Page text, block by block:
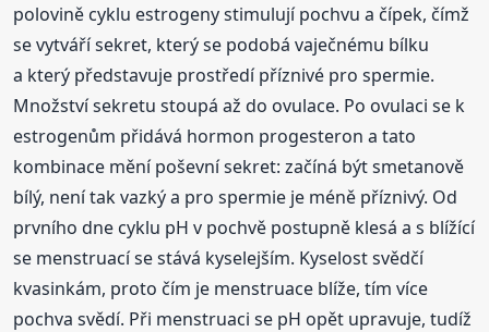
polovině cyklu estrogeny stimulují pochvu a čípek, čímž
se vytváří sekret, který se podobá vaječnému bílku
a který představuje prostředí příznivé pro spermie.
Množství sekretu stoupá až do ovulace. Po ovulaci se k
estrogenům přidává hormon progesteron a tato
kombinace mění poševní sekret: začíná být smetanově
bílý, není tak vazký a pro spermie je méně příznivý. Od
prvního dne cyklu pH v pochvě postupně klesá a s blížící
se menstruací se stává kyselejším. Kyselost svědčí
kvasinkám, proto čím je menstruace blíže, tím více
pochva svědí. Při menstruaci se pH opět upravuje, tudíž